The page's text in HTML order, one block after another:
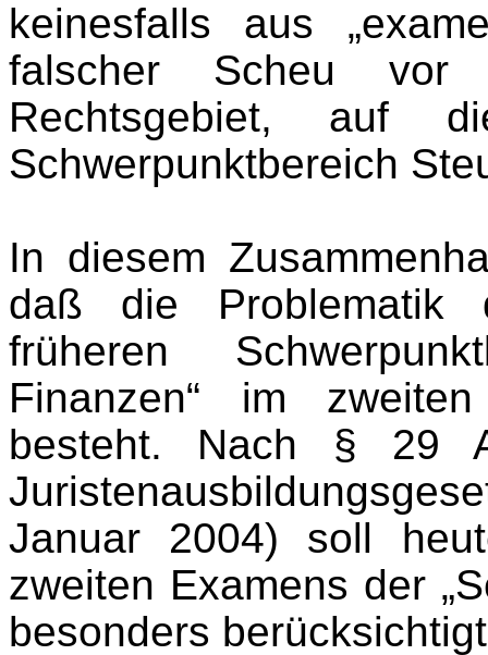
keinesfalls aus
falscher Scheu vor
Rechtsgebiet, auf
Schwerpunktbereich
In diesem
daß die Problematik
früheren
Finanzen“ im
besteht. Nach § 29
Januar 2004) soll
zweiten Examens der
besonders